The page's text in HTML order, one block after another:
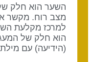
השער הוא חלק של
הוא חלק של המעגל
(הידיעה) עם